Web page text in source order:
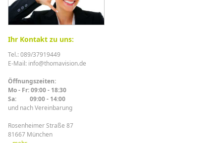
Ihr Kontakt zu uns:
Tel.: 089/37919449
E-Mail: info@thomavision.de
Öffnungszeiten:
Mo - Fr: 09:00 - 18:30
Sa: 09:00 - 14:00
und nach Vereinbarung
Rosenheimer Straße 87
81667 München